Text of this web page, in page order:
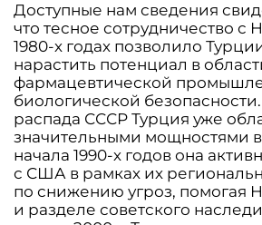
Доступные нам сведения
что тесное сотрудничество с
1980-х годах позволило
нарастить потенциал в
фармацевтической
биологической
распада СССР Турция уже
значительными мощностями
начала 1990-х годов она
с США в рамках их
по снижению угроз, помогая
и разделе советского